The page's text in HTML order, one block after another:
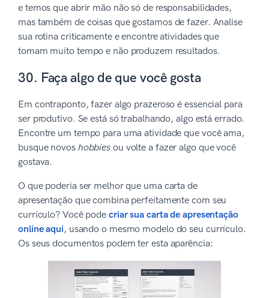
e temos que abrir mão não só de responsabilidades,
mas também de coisas que gostamos de fazer. Analise
sua rotina criticamente e encontre atividades que
tomam muito tempo e não produzem resultados.
30. Faça algo de que você gosta
Em contraponto, fazer algo prazeroso é essencial para
ser produtivo. Se está só trabalhando, algo está errado.
Encontre um tempo para uma atividade que você ama,
busque novos hobbies ou volte a fazer algo que você
gostava.
O que poderia ser melhor que uma carta de
apresentação que combina perfeitamente com seu
currículo? Você pode criar sua carta de apresentação
online aqui, usando o mesmo modelo do seu currículo.
Os seus documentos podem ter esta aparência: